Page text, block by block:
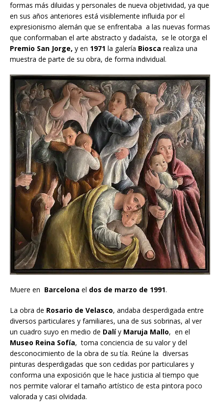
formas más diluidas y personales de nueva objetividad, ya que
en sus años anteriores está visiblemente influida por el
expresionismo alemán que se enfrentaba a las nuevas formas
que conformaban el arte abstracto y dadaísta, se le otorga el
Premio San Jorge, y en 1971 la galería Biosca realiza una
muestra de parte de su obra, de forma individual.
Muere en Barcelona el dos de marzo de 1991.
La obra de Rosario de Velasco, andaba desperdigada entre
diversos particulares y familiares, una de sus sobrinas, al ver
un cuadro suyo en medio de Dalíy Maruja Mallo, en el
Museo Reina Sofía, toma conciencia de su valor y del
desconocimiento de la obra de su tía. Reúne la diversas
pinturas desperdigadas que son cedidas por particulares y
conforma una exposición que le hace justicia al tiempo que
nos permite valorar el tamaño artístico de esta pintora poco
valorada y casi olvidada.